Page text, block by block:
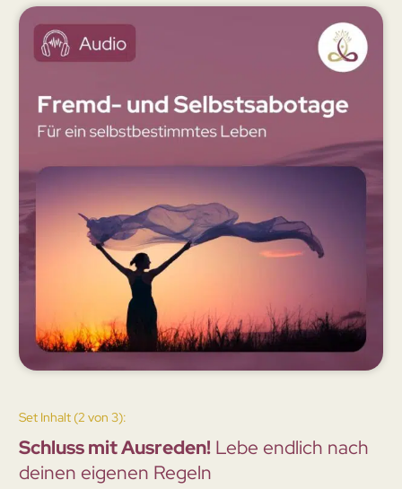
Set Inhalt (2 von 3):
Schluss mit Ausreden!Lebe endlich nach
deinen eigenen Regeln